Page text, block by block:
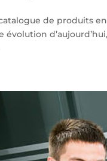
de produits